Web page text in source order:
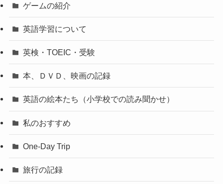
ゲームの紹介
英語学習について
英検・TOEIC・受験
本、ＤＶＤ、映画の記録
英語の絵本たち（小学校での読み聞かせ）
私のおすすめ
One-Day Trip
旅行の記録